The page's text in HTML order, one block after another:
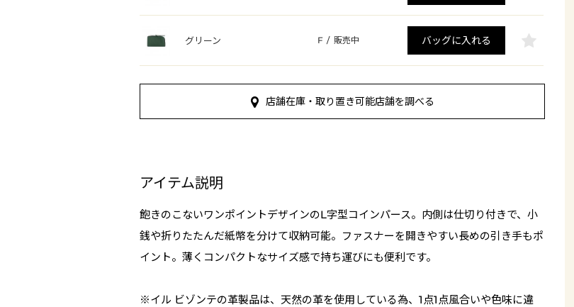
グリーン F / 販売中 バッグに入れる
店舗在庫・取り置き可能店舗を調べる
アイテム説明
飽きのこないワンポイントデザインのL字型コインパース。内側は仕切り付きで、小
銭や折りたたんだ紙幣を分けて収納可能。ファスナーを開きやすい長めの引き手もポ
イント。薄くコンパクトなサイズ感で持ち運びにも便利です。
※イル ビゾンテの革製品は、天然の革を使用している為、1点1点風合いや色味に違